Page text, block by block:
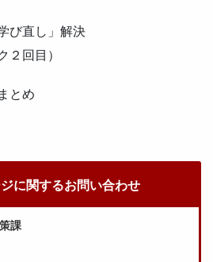
直し」解決
２回目）
め
に関するお問い合わせ
課